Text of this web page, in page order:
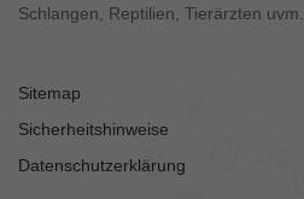
Schlangen, Reptilien, Tierärzten uvm.
Sitemap
Sicherheitshinweise
Datenschutzerklärung